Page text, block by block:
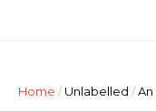
Home /Unlabelled /